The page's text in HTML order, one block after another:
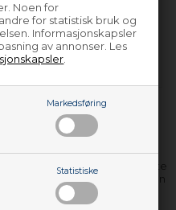
Noen for
for statistisk bruk og
Informasjonskapsler
av annonser. Les
Markedsføring
Statistiske
Oppvaskmaskin
Etna
hvitevarer finner du hos
til stort sett alle
har på lager, kan vi i de fleste
ikke behøver vente mere enn